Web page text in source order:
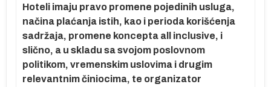
Hoteli imaju pravo promene pojedinih usluga,
načina plaćanja istih, kao i perioda korišćenja
sadržaja, promene koncepta all inclusive, i
slično, a u skladu sa svojom poslovnom
politikom, vremenskim uslovima i drugim
relevantnim činiocima, te organizator